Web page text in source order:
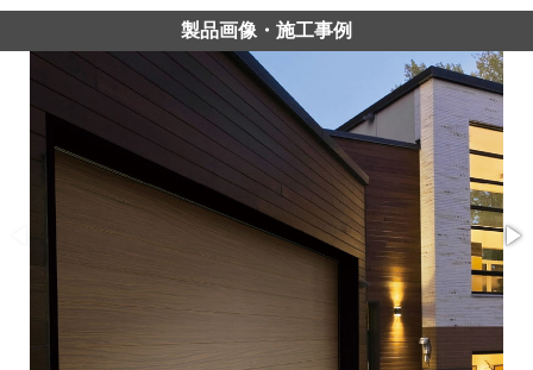
製品画像・施工事例